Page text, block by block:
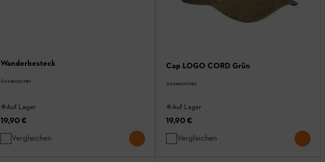
Wanderbesteck
Accessoires
Auf Lager
19,90 €
Vergleichen
Cap LOGO CORD Grün
Accessoires
Auf Lager
19,90 €
Vergleichen